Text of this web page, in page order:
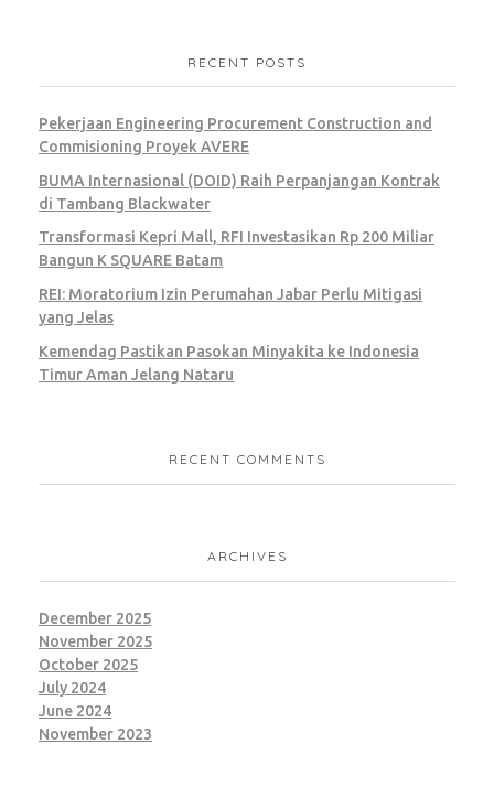
RECENT POSTS
Pekerjaan Engineering Procurement Construction and
Commisioning Proyek AVERE
BUMA Internasional (DOID) Raih Perpanjangan Kontrak
di Tambang Blackwater
Transformasi Kepri Mall, RFI Investasikan Rp 200 Miliar
Bangun K SQUARE Batam
REI: Moratorium Izin Perumahan Jabar Perlu Mitigasi
yang Jelas
Kemendag Pastikan Pasokan Minyakita ke Indonesia
Timur Aman Jelang Nataru
RECENT COMMENTS
ARCHIVES
December 2025
November 2025
October 2025
July 2024
June 2024
November 2023